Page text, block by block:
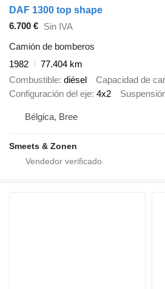
DAF 1300 top shape
6.700 € Sin IVA
Camión de bomberos
1982
77.404 km
Combustible diésel Capacidad de
Configuración del eje 4x2
Bélgica, Bree
Smeets & Zonen